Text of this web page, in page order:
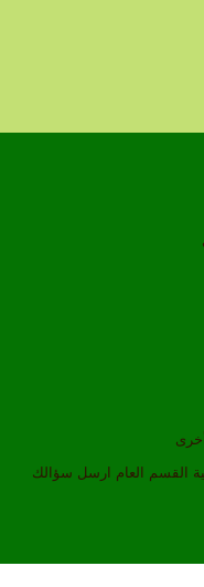
القسم العام ارسل سؤالك